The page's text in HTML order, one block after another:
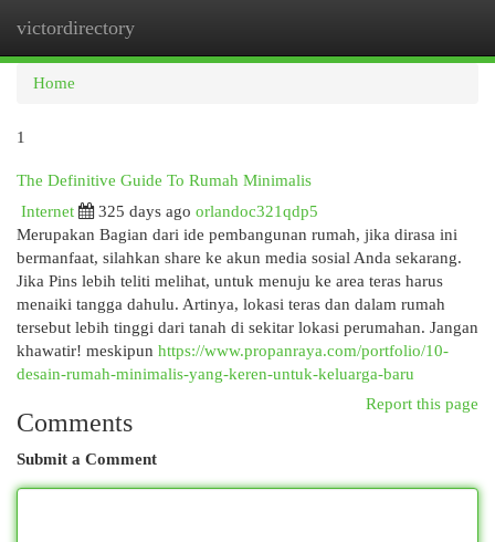
victordirectory
Home
1
The Definitive Guide To Rumah Minimalis
Internet
325 days ago orlandoc321qdp5
Merupakan Bagian dari ide pembangunan rumah, jika dirasa ini
bermanfaat, silahkan share ke akun media sosial Anda sekarang.
Jika Pins lebih teliti melihat, untuk menuju ke area teras harus
menaiki tangga dahulu. Artinya, lokasi teras dan dalam rumah
tersebut lebih tinggi dari tanah di sekitar lokasi perumahan. Jangan
khawatir! meskipun https://www.propanraya.com/portfolio/10-
desain-rumah-minimalis-yang-keren-untuk-keluarga-baru
Report this page
Comments
Submit a Comment